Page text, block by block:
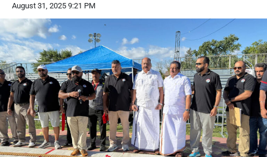
August 31, 2025 9:21 PM